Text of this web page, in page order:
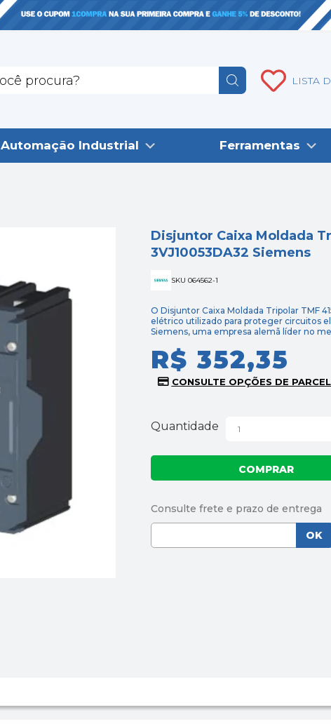
LISTA
Automação Industrial Ferramentas
Disjuntor Caixa Moldada
3VJ10053DA32 Siemens
SKU 064562-1
O Disjuntor Caixa Moldada Tripolar TMF
elétrico utilizado para proteger circuitos
Siemens, uma empresa alemã líder no
R$ 352,35
Quantidade